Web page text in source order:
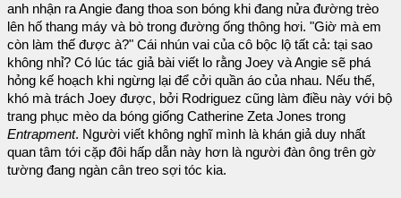
anh nhận ra Angie đang thoa son bóng khi đang nửa đường trèo
lên hố thang máy và bò trong đường ống thông hơi. "Giờ mà em
còn làm thế được à?" Cái nhún vai của cô bộc lộ tất cả: tại sao
không nhỉ? Có lúc tác giả bài viết lo rằng Joey và Angie sẽ phá
hỏng kế hoạch khi ngừng lại để cởi quần áo của nhau. Nếu thế,
khó mà trách Joey được, bởi Rodriguez cũng làm điều này với bộ
trang phục mèo da bóng giống Catherine Zeta Jones trong
Entrapment. Người viết không nghĩ mình là khán giả duy nhất
quan tâm tới cặp đôi hấp dẫn này hơn là người đàn ông trên gờ
tường đang ngàn cân treo sợi tóc kia.